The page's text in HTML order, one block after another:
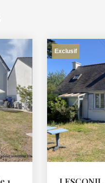
Exclusif